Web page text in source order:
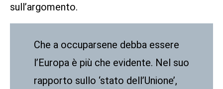
sull’argomento.
Che a occuparsene debba essere
l’Europa è più che evidente. Nel suo
rapporto sullo ‘stato dell’Unione’,